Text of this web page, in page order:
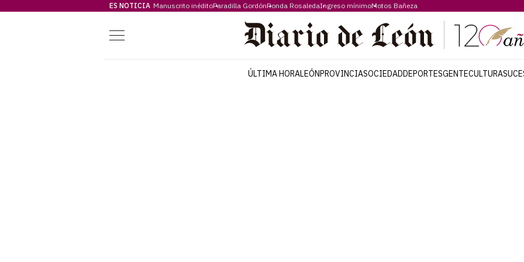
ES NOTICIA Manuscrito inéditoParadilla GordónRonda RosaledaIngreso mínimoMotos Bañeza
Menú
ÚLTIMA HORALEÓNPROVINCIASOCIEDADDEPORTESGENTECULTURA